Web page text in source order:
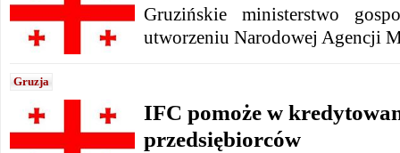
Gruzińskie ministerstwo
utworzeniu Narodowej Agencji
Gruzja
IFC pomoże w
przedsiębiorców